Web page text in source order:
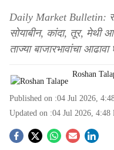
Daily Market Bulletin:
सोयाबीन, कांदा, तूर, मेथी
ताज्या बाजारभावांचा
Roshan
Published on :04 Jul 2026,
Updated on :04 Jul 2026, 4:48
S